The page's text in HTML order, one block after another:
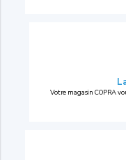
Votre magasin COPRA